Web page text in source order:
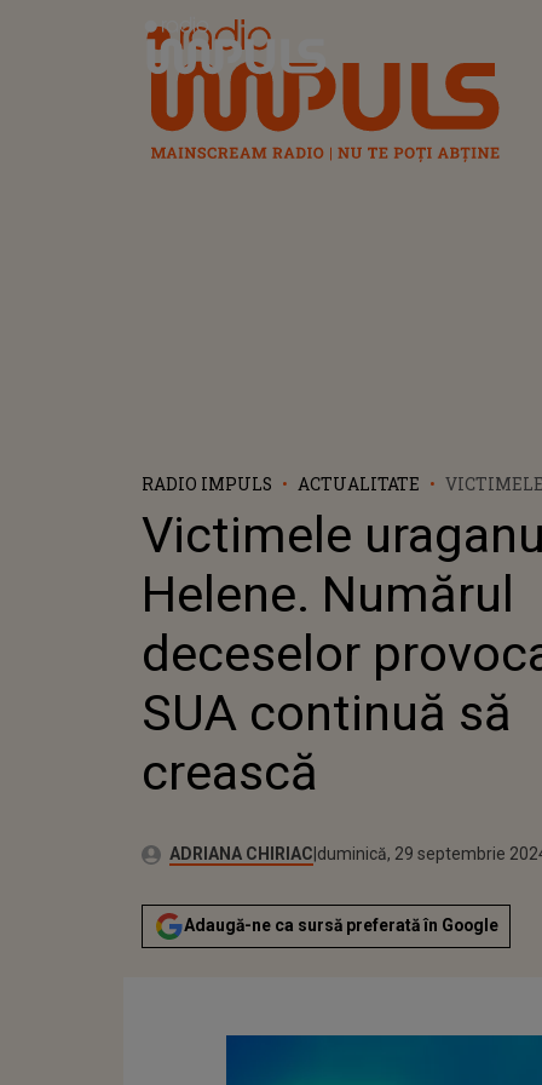
Radio Impuls
RADIO IMPULS ACTUALITATE
ÎN SUA
CREASCĂ
Victimele
Helene. Numărul
deceselor
SUA continuă să
crească
Autor:ADRIANA CHIRIACPublicat:
duminică, 29 septembrie
Actualizat:
duminică, 29 septembrie
Adaugă-ne ca sursă preferată în Google